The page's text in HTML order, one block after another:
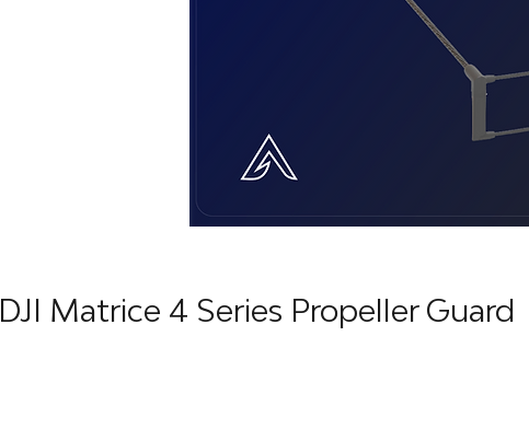
DJI Matrice 4 Series Propeller Guard